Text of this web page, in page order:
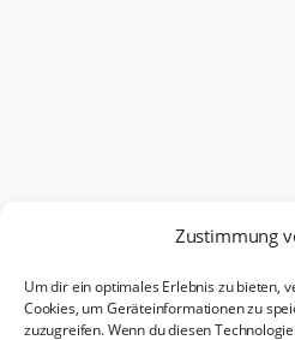
Zustimmung
Um dir ein optimales Erlebnis zu bieten,
Cookies, um Geräteinformationen zu
zuzugreifen. Wenn du diesen